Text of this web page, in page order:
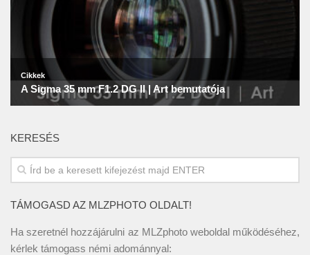
KERESÉS
TÁMOGASD AZ MLZPHOTO OLDALT!
Ha szeretnél hozzájárulni az MLZphoto weboldal működéséhez,
kérlek támogass némi adománnyal: